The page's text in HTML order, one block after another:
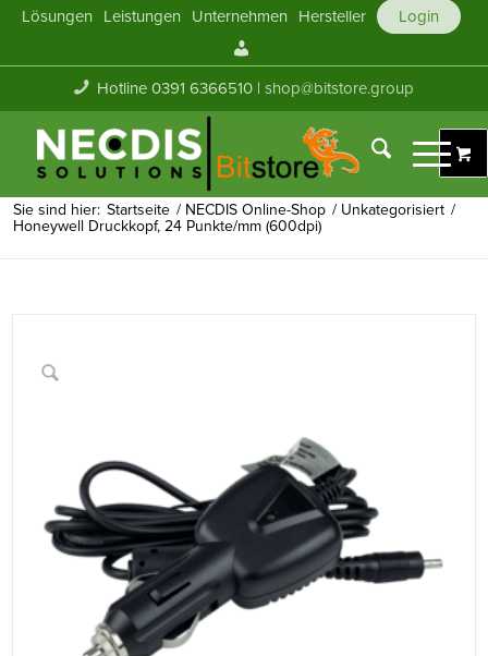
Lösungen Leistungen Unternehmen Hersteller
Login
Konto
Hotline 0391 6366510 |shop@bitstore.group
Sie sind hier: Startseite / NECDIS Online-Shop / Unkategorisiert /
Honeywell Druckkopf, 24 Punkte/mm (600dpi)